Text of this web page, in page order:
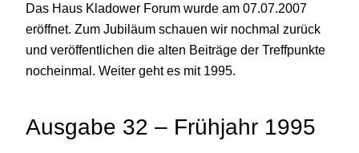
Das Haus Kladower Forum wurde am 07.07.2007
eröffnet. Zum Jubiläum schauen wir nochmal zurück
und veröffentlichen die alten Beiträge der Treffpunkte
nocheinmal. Weiter geht es mit 1995.
Ausgabe 32 – Frühjahr 1995